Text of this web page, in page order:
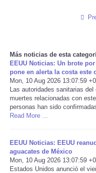
Social
Sports
Technology
Travel
USA
Más noticias de esta
EEUU Noticias: Un brote
pone en alerta la costa este
Mon, 10 Aug 2026 13:07:59
Las autoridades sanitarias
muertes relacionadas con
personas han sido
Read More ...
EEUU Noticias: EEUU
aguacates de México
Mon, 10 Aug 2026 13:07:59
Estados Unidos anunció el